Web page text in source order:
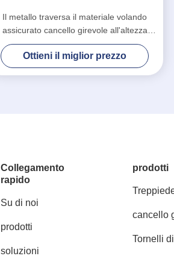
Il metallo traversa il materiale volando
assicurato cancello girevole all'altezza
della vita dell'acciaio inossidabile della
barriera 304
Ottieni il miglior prezzo
Collegamento
rapido
Su di noi
prodotti
soluzioni
prodotti
cancello
Tornelli